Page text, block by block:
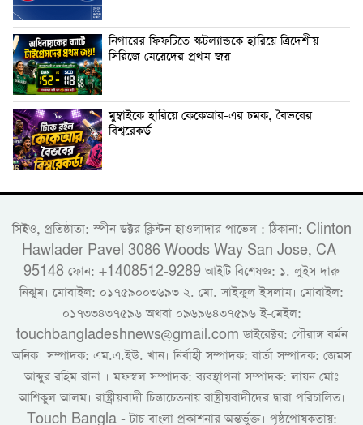
নিগারের ফিফটিতে স্কটল্যান্ডকে হারিয়ে ত্রিদেশীয়
সিরিজে মেয়েদের প্রথম জয়
মুম্বাইকে হারিয়ে কেকেআর-এর চমক, বৈভবের
বিশ্বরেকর্ড
সিইও, প্রতিষ্ঠাতা: স্পীন ডক্টর ক্লিন্টন হাওলাদার পাভেল : ঠিকানা: Clinton
Hawlader Pavel 3086 Woods Way San Jose, CA-
95148 ফোন: +1408512-9289 আইটি বিশেষজ্ঞ: ১. লুইস দারু
নিঝুম। ‎মোবাইল: ০১৭৫৯০০৩৬৯৩ ২. মো. সাইফুল ইসলাম। মোবাইল:
০১৭৩৩৪৩৭৫৯৬ অথবা ০৯৬৯৬৪৩৭৫৯৬ ই-মেইল:
touchbangladeshnews@gmail.com ডাইরেক্টর: গৌরাঙ্গ বর্মন
অনিক। সম্পাদক: এম.এ.ইউ. খান। নির্বাহী সম্পাদক: বার্তা সম্পাদক: জেমস
আব্দুর রহিম রানা । মফস্বল সম্পাদক: ব্যবস্থাপনা সম্পাদক: লায়ন মোঃ
আশিকুল আলম। রাষ্ট্রীয়বাদী চিন্তাচেতনায় রাষ্ট্রীয়বাদীদের দ্বারা পরিচালিত।
Touch Bangla - টাচ বাংলা প্রকাশনার অন্তর্ভুক্ত। পৃষ্ঠপোষকতায়: